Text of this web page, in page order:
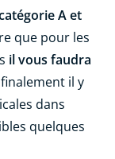
A et
que pour les
il vous faudra
il y
dans
quelques